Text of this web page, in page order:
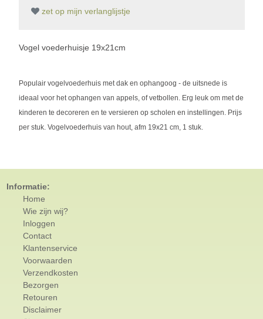
zet op mijn verlanglijstje
Vogel voederhuisje 19x21cm
Populair vogelvoederhuis met dak en ophangoog - de uitsnede is
ideaal voor het ophangen van appels, of vetbollen. Erg leuk om met de
kinderen te decoreren en te versieren op scholen en instellingen. Prijs
per stuk. Vogelvoederhuis van hout, afm 19x21 cm, 1 stuk.
Informatie:
Home
Wie zijn wij?
Inloggen
Contact
Klantenservice
Voorwaarden
Verzendkosten
Bezorgen
Retouren
Disclaimer